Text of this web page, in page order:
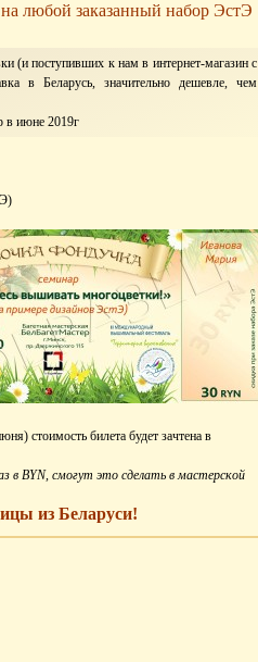
любой заказанный набор ЭстЭ
(и поступивших к нам в интернет-магазин с
в Беларусь, значительно дешевле, чем
в июне 2019г
стоимость билета будет зачтена в
в BYN, смогут это сделать в мастерской
из Беларуси!